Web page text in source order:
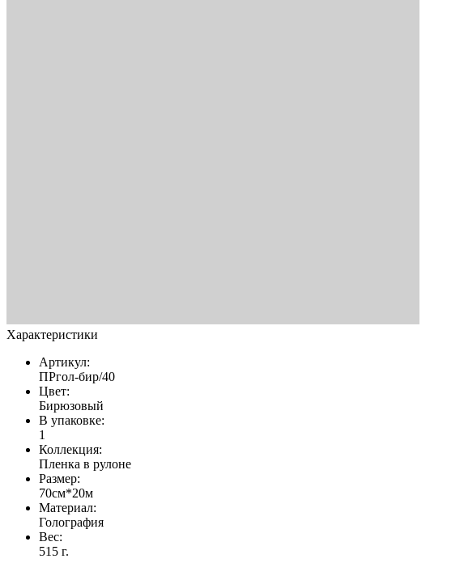
Характеристики
Артикул:
ПРгол-бир/40
Цвет:
Бирюзовый
В упаковке:
1
Коллекция:
Пленка в рулоне
Размер:
70см*20м
Материал:
Голография
Вес:
515 г.